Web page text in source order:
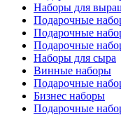
Наборы для
Подарочные
Подарочные
Подарочные
Наборы для сыра
Винные наборы
Подарочные
Бизнес наборы
Подарочные